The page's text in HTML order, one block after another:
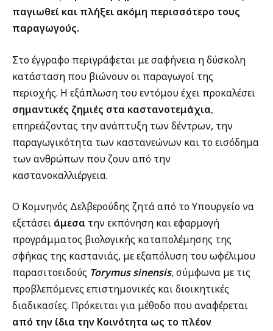
παγιωθεί και πλήξει ακόμη περισσότερο τους
παραγωγούς.
Στο έγγραφο περιγράφεται με σαφήνεια η δύσκολη
κατάσταση που βιώνουν οι παραγωγοί της
περιοχής. Η εξάπλωση του εντόμου έχει προκαλέσει
σημαντικές ζημιές στα καστανοτεμάχια,
επηρεάζοντας την ανάπτυξη των δέντρων, την
παραγωγικότητα των καστανεώνων και το εισόδημα
των ανθρώπων που ζουν από την
καστανοκαλλιέργεια.
Ο Κομνηνός Δελβερούδης ζητά από το Υπουργείο να
εξετάσει άμεσα την εκπόνηση και εφαρμογή
προγράμματος βιολογικής καταπολέμησης της
σφήκας της καστανιάς, με εξαπόλυση του ωφέλιμου
παρασιτοειδούς Torymus sinensis, σύμφωνα με τις
προβλεπόμενες επιστημονικές και διοικητικές
διαδικασίες. Πρόκειται για μέθοδο που αναφέρεται
από την ίδια την Κοινότητα ως το πλέον